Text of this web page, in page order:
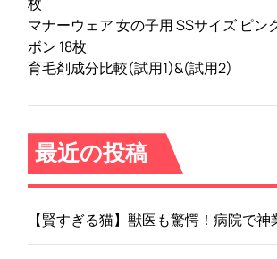
口
ミ
リ
ッ
ト
デ
メ
マナーウェア 女の子用 SSサイズ ピン
ボン 18枚
育毛剤成分比較(試用1)&(試用2)
最近の投稿
【賢すぎる猫】獣医も驚愕！病院で神